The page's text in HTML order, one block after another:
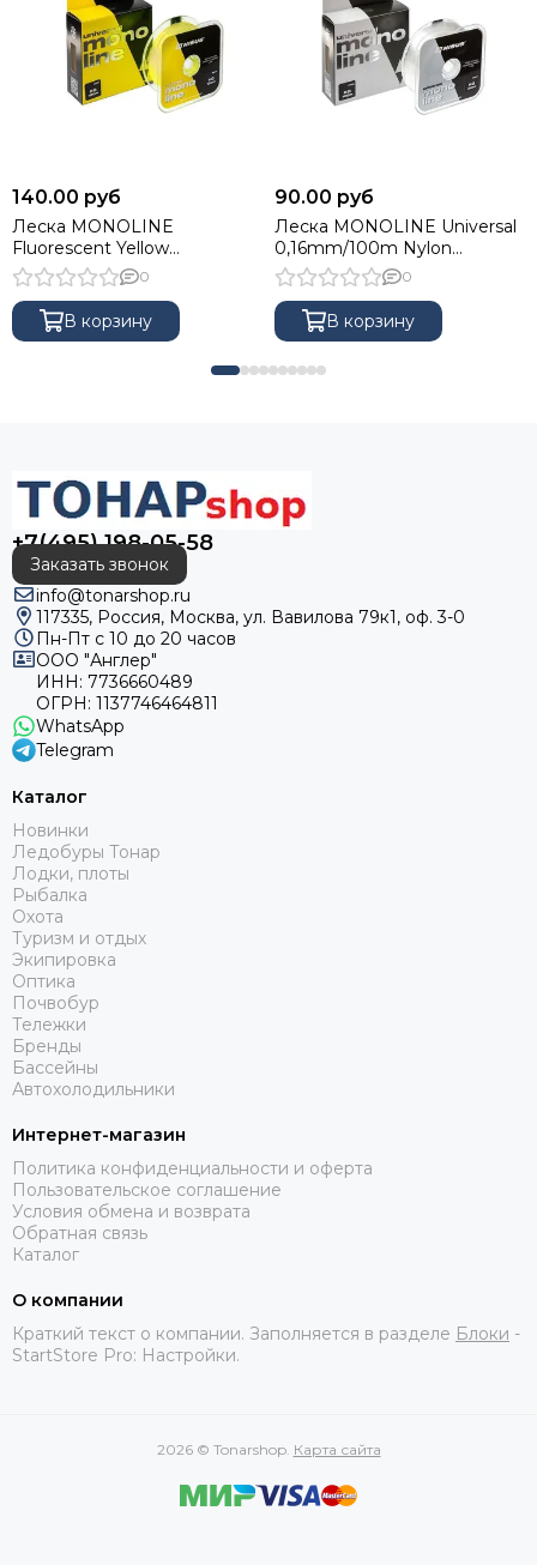
140.00 руб
Леска MONOLINE
Fluorescent Yellow
0,50mm/100m Nylon Nisus
(N-MFY-050-100)
0
В корзину
90.00 руб
Леска MONOLINE Universal
0,16mm/100m Nylon
Transparent Nisus (N-MU-016-
100)
0
В корзину
+7(495) 198-05-58
Заказать звонок
info@tonarshop.ru
117335, Россия, Москва, ул. Вавилова 79к1, оф. 3-0
Пн-Пт с 10 до 20 часов
ООО "Англер"
ИНН: 7736660489
ОГРН: 1137746464811
WhatsApp
Telegram
Каталог
Новинки
Ледобуры Тонар
Лодки, плоты
Рыбалка
Охота
Туризм и отдых
Экипировка
Оптика
Почвобур
Тележки
Бренды
Бассейны
Автохолодильники
Интернет-магазин
Политика конфиденциальности и оферта
Пользовательское соглашение
Условия обмена и возврата
Обратная связь
Каталог
О компании
Краткий текст о компании. Заполняется в разделе Блоки -
StartStore Pro: Настройки.
2026 © Tonarshop. Карта сайта